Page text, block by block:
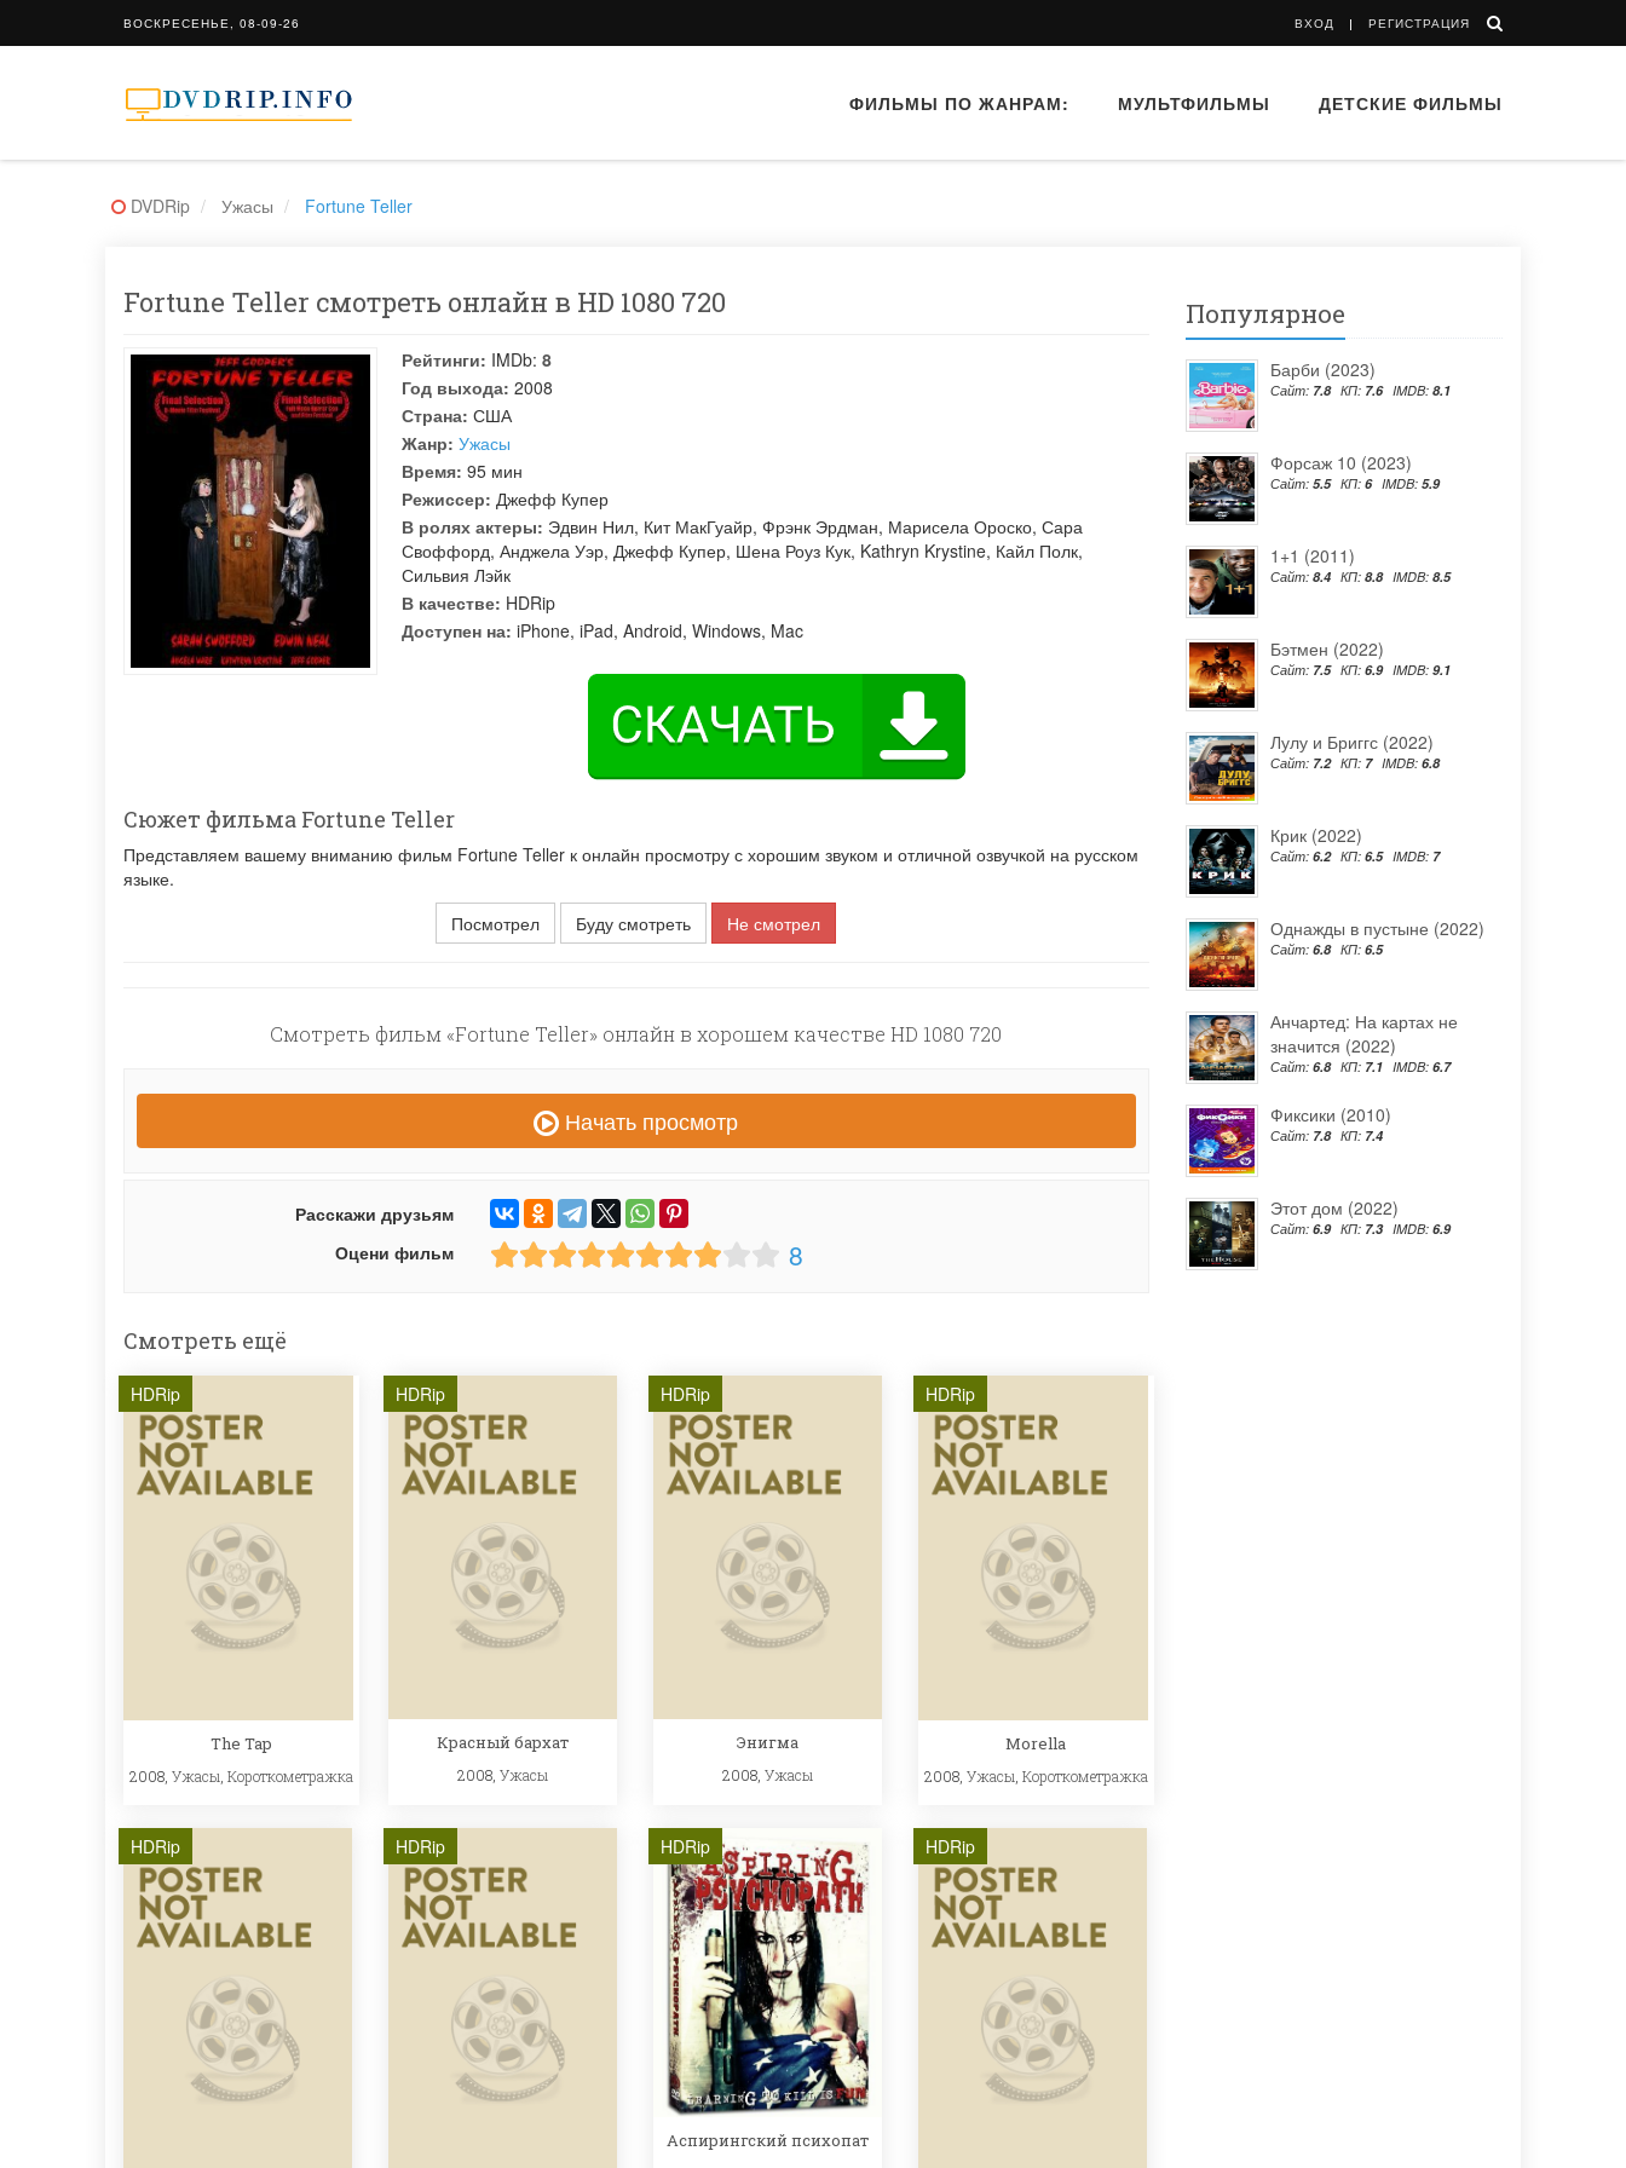
ВОСКРЕСЕНЬЕ, 08-09-26 ВХОД РЕГИСТРАЦИЯ
ФИЛЬМЫ ПО ЖАНРАМ: МУЛЬТФИЛЬМЫ ДЕТСКИЕ ФИЛЬМЫ
DVDRip Ужасы Fortune Teller
Fortune Teller смотреть онлайн в HD 1080 720
Рейтинги: IMDb: 8
Год выхода: 2008
Страна: США
Жанр: Ужасы
Время: 95 мин
Режиссер: Джефф Купер
В ролях актеры: Эдвин Нил, Кит МакГуайр, Фрэнк Эрдман, Марисела Ороско, Сара
Своффорд, Анджела Уэр, Джефф Купер, Шена Роуз Кук, Kathryn Krystine, Кайл Полк,
Сильвия Лэйк
В качестве: HDRip
Доступен на: iPhone, iPad, Android, Windows, Mac
Сюжет фильма Fortune Teller
Представляем вашему вниманию фильм Fortune Teller к онлайн просмотру с хорошим звуком и отличной озвучкой на русском
языке.
Посмотрел
Буду смотреть Не смотрел
Смотреть фильм «Fortune Teller» онлайн в хорошем качестве HD 1080 720
Начать просмотр
Расскажи друзьям
Оцени фильм
8
Смотреть ещё
HDRip
The Tap
2008, Ужасы Короткометражка
HDRip
Красный бархат
2008, Ужасы
HDRip
Энигма
2008, Ужасы
HDRip
Morella
2008, Ужасы Короткометражка
HDRip HDRip HDRip
Аспирингский психопат
HDRip
Популярное
Барби (2023)
Сайт: 7.8 КП: 7.6 IMDB: 8.1
Форсаж 10 (2023)
Сайт: 5.5 КП: 6 IMDB: 5.9
1+1 (2011)
Сайт: 8.4 КП: 8.8 IMDB: 8.5
Бэтмен (2022)
Сайт: 7.5 КП: 6.9 IMDB: 9.1
Лулу и Бриггс (2022)
Сайт: 7.2 КП: 7 IMDB: 6.8
Крик (2022)
Сайт: 6.2 КП: 6.5 IMDB: 7
Однажды в пустыне (2022)
Сайт: 6.8 КП: 6.5
Анчартед: На картах не
значится (2022)
Сайт: 6.8 КП: 7.1 IMDB: 6.7
Фиксики (2010)
Сайт: 7.8 КП: 7.4
Этот дом (2022)
Сайт: 6.9 КП: 7.3 IMDB: 6.9